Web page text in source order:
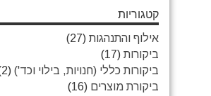
קטגוריות
אילוף והתנהגות (27)
ביקורות (17)
ביקורות כללי (חנויות, בילוי וכד') (2)
ביקורת מוצרים (16)